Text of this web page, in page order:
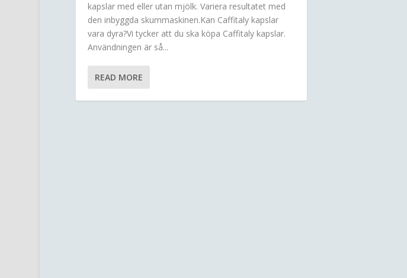
kapslar med eller utan mjölk. Variera resultatet med
den inbyggda skummaskinen.Kan Caffitaly kapslar
vara dyra?Vi tycker att du ska köpa Caffitaly kapslar.
Användningen är så...
READ MORE